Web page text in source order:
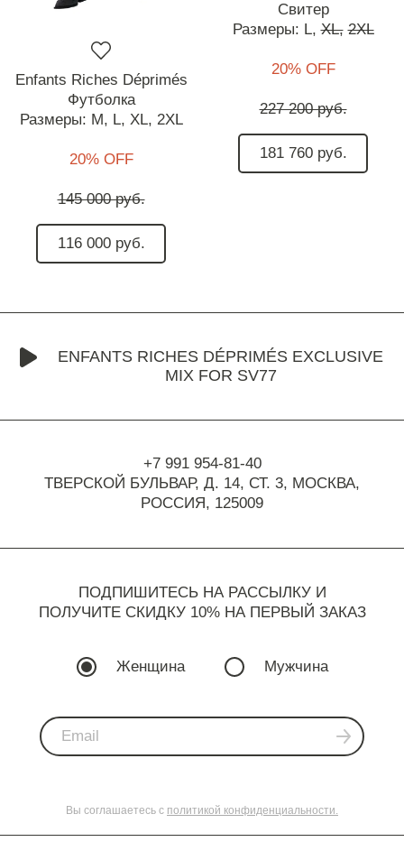
Enfants Riches Déprimés
Футболка
Размеры: M, L, XL, 2XL
20% OFF
145 000 руб.
116 000 руб.
Свитер
Размеры: L, XL, 2XL
20% OFF
227 200 руб.
181 760 руб.
ENFANTS RICHES DÉPRIMÉS EXCLUSIVE
MIX FOR SV77
+7 991 954-81-40
ТВЕРСКОЙ БУЛЬВАР, Д. 14, СТ. 3, МОСКВА,
РОССИЯ, 125009
ПОДПИШИТЕСЬ НА РАССЫЛКУ И
ПОЛУЧИТЕ СКИДКУ 10% НА ПЕРВЫЙ ЗАКАЗ
Женщина Мужчина
Вы соглашаетесь с политикой конфиденциальности.